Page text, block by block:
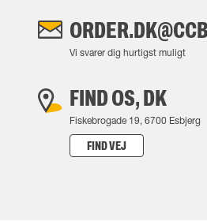
Vi svarer dig hurtigst muligt
FIND OS, DK
Fiskebrogade 19, 6700 Esbjerg
FIND VEJ